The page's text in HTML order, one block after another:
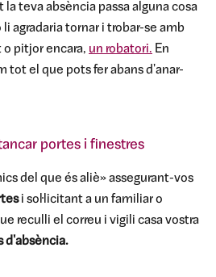
la teva absència passa alguna cosa
agradaria tornar i trobar-se amb
pitjor encara, un robatori. En
tot el que pots fer abans d'anar-
portes i finestres
del que és aliè» assegurant-vos
i sol·licitant a un familiar o
reculli el correu i vigili casa vostra
d'absència.